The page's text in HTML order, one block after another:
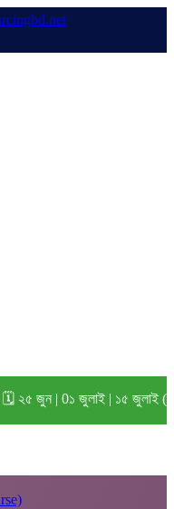
জুন | 0১ জুলাই | ১৫ জুলাই